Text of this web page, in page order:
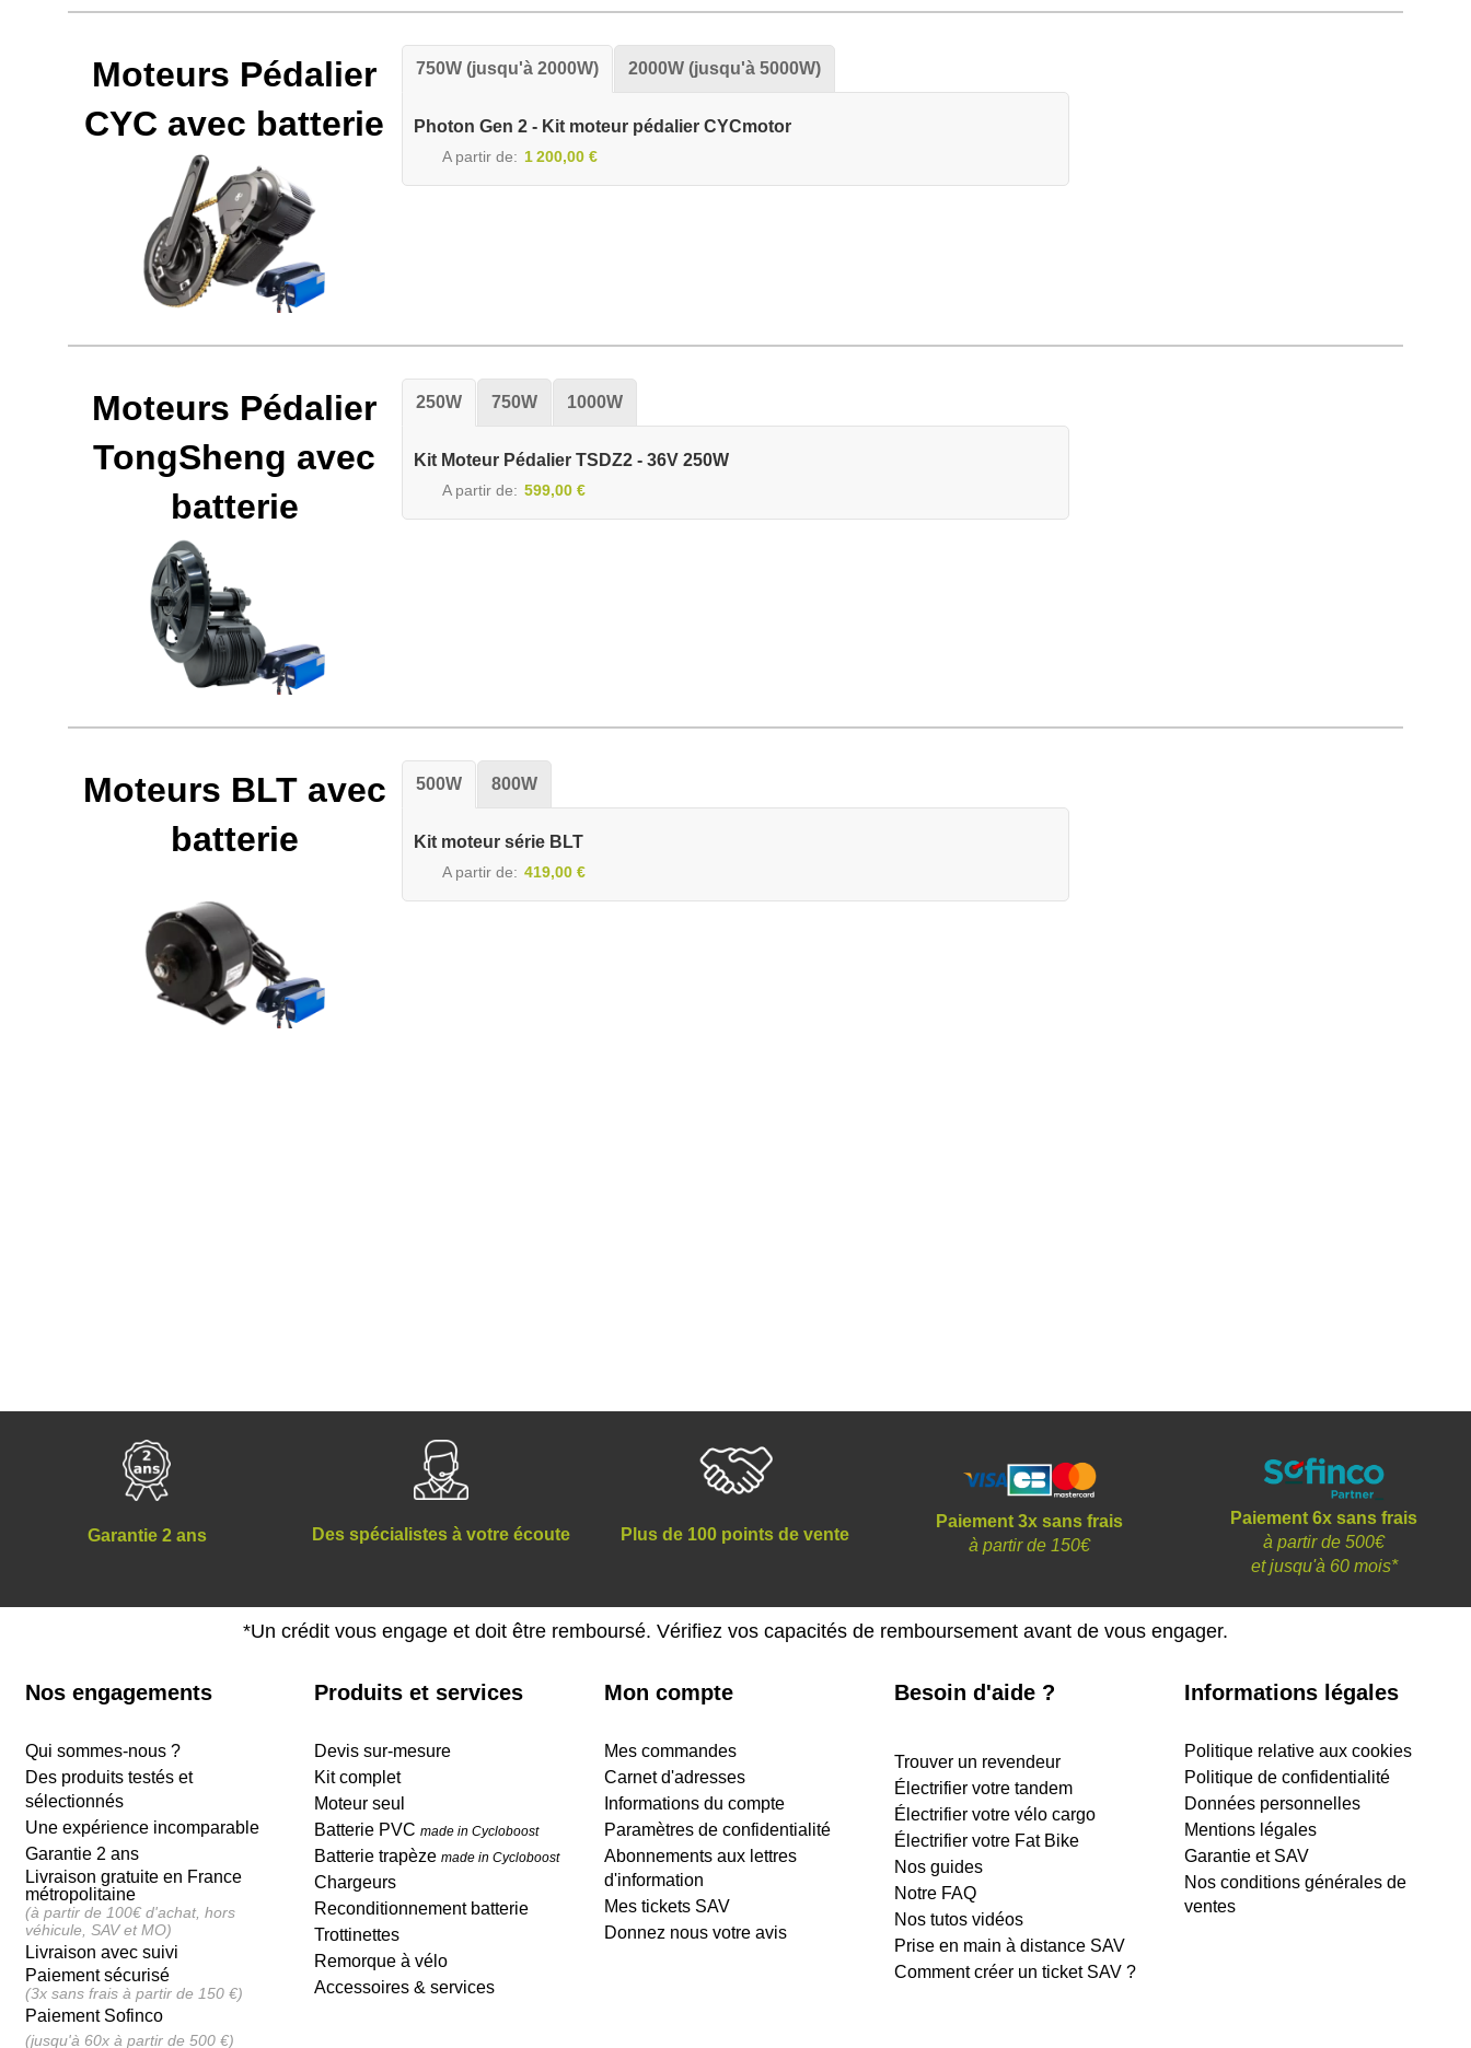
Moteurs Pédalier
CYC avec batterie
750W (jusqu'à 2000W) 2000W (jusqu'à 5000W)
Photon Gen 2 - Kit moteur pédalier CYCmotor
A partir de 1 200,00 €
Moteurs Pédalier
TongSheng avec
batterie
250W 750W 1000W
Kit Moteur Pédalier TSDZ2 - 36V 250W
A partir de 599,00 €
Moteurs BLT avec
batterie
500W 800W
Kit moteur série BLT
A partir de 419,00 €
Garantie 2 ans Des spécialistes à votre écoute Plus de 100 points de vente
Paiement 3x sans frais
à partir de 150€
Paiement 6x sans frais
à partir de 500€
etjusqu'à 60 mois*
*Un crédit vous engage et doit être remboursé. Vérifiez vos capacités de remboursement avant de vous engager.
Nos engagements
Qui sommes-nous ?
Des produits testés et
sélectionnés
Une expérience incomparable
Garantie 2 ans
Livraison gratuite en France
métropolitaine
(à partir de 100€ d'achat, hors
véhicule, SAV et MO)
Livraison avec suivi
Paiement sécurisé
(3x sans frais à partir de 150 €)
Paiement Sofinco
(jusqu'à 60x à partir de 500 €)
Produits et services
Devis sur-mesure
Kit complet
Moteur seul
Batterie PVCmade in Cycloboost
Batterie trapèzemade in Cycloboost
Chargeurs
Reconditionnement batterie
Trottinettes
Remorque à vélo
Accessoires & services
Mon compte
Mes commandes
Carnet d'adresses
Informations du compte
Paramètres de confidentialité
Abonnements aux lettres
d'information
Mes tickets SAV
Donnez nous votre avis
Besoin d'aide ?
Trouver un revendeur
Électrifier votre tandem
Électrifier votre vélo cargo
Électrifier votre Fat Bike
Nos guides
Notre FAQ
Nos tutos vidéos
Prise en main à distance SAV
Comment créer un ticket SAV ?
Informations légales
Politique relative aux cookies
Politique de confidentialité
Données personnelles
Mentions légales
Garantie et SAV
Nos conditions générales de
ventes